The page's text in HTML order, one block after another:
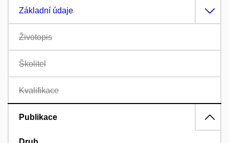
Základní údaje
Životopis
Školitel
Kvalifikace
Publikace